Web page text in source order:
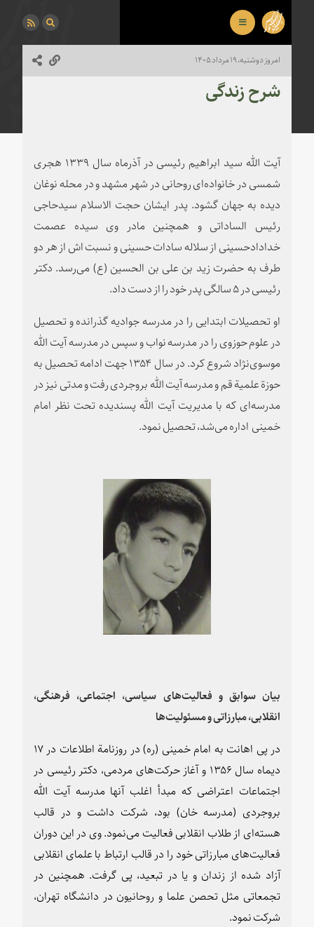
امروز دوشنبه، ۱۹ مرداد ۱۴۰۵
شرح زندگی
Video
آیت الله سید ابراهیم رئیسی در آذرماه سال ۱۳۳۹ هجری
شمسی در خانواده‌‌ای روحانی در شهر مشهد و در محله نوغان
دیده به جهان گشود. پدر ایشان حجت الاسلام سیدحاجی
رئیس الساداتی و همچنین مادر وی سیده عصمت
خدادادحسینی از سلاله سادات حسینی و نسبت اش از هر دو
طرف به حضرت زید بن علی بن الحسین (ع) می‌رسد. دکتر
رئیسی در ۵ سالگی پدر خود را از دست داد.
او تحصیلات ابتدایی را در مدرسه جوادیه گذرانده و تحصیل
در علوم حوزوی را در مدرسه نواب و سپس در مدرسه آیت الله
موسوی‌نژاد شروع کرد. در سال ۱۳۵۴ جهت ادامه تحصیل به
حوزة علمیة قم و مدرسه آیت الله بروجردی رفت و مدتی نیز در
مدرسه‌ای که با مدیریت آیت الله پسندیده تحت نظر امام
خمینی اداره می‌شد، تحصیل نمود.
بیان سوابق و فعالیت‌های سیاسی، ‌اجتماعی،‌ فرهنگی،‌
انقلابی، مبارزاتی و مسئولیت‌ها
در پی اهانت به امام خمینی (ره) در روزنامة اطلاعات در ۱۷
دیماه سال ۱۳۵۶ و آغاز حرکت‌های مردمی، دکتر رئیسی در
اجتماعات اعتراضی که مبدأ اغلب آنها مدرسه آیت الله
بروجردی (مدرسه خان) بود، شرکت داشت و در قالب
هسته‌ای از طلاب انقلابی فعالیت می‌نمود. وی در این دوران
فعالیت‌های مبارزاتی خود را در قالب ارتباط با علمای انقلابی
آزاد شده از زندان و یا در تبعید، پی گرفت. همچنین در
تجمعاتی مثل تحصن علما و روحانیون در دانشگاه تهران،
شرکت نمود.